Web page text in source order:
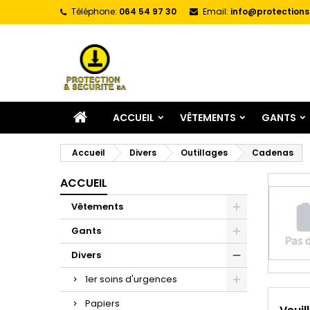
Téléphone: 064 54 97 30 Email:
ACCUEIL VÊTEMENTS GANTS
Accueil Divers Outillages Cadenas
ACCUEIL
Vêtements
Gants
Divers
1er soins d'urgences
Papiers